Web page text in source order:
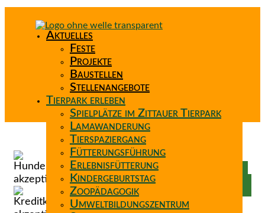
Aktuelles
Feste
Projekte
Baustellen
Stellenangebote
Tierpark erleben
Spielplätze im Zittauer Tierpark
Lamawanderung
Tierspaziergang
Fütterungsführung
Erlebnisfütterung
Kindergeburtstag
Zoopädagogik
Umweltbildungszentrum